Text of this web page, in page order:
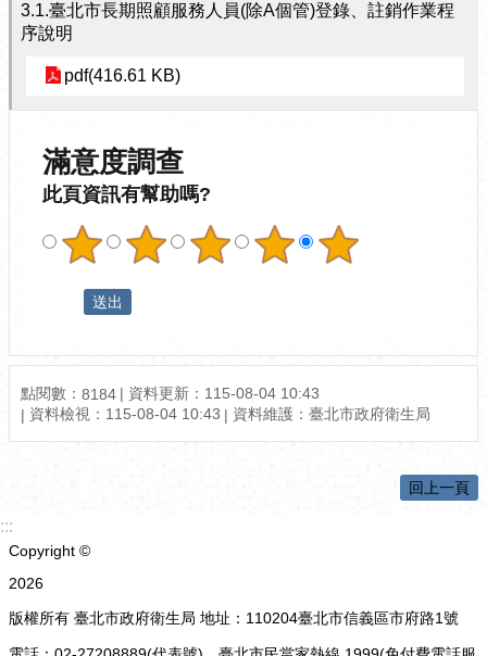
3.1.臺北市長期照顧服務人員(除A個管)登錄、註銷作業程
序說明
pdf(416.61 KB)
滿意度調查
此頁資訊有幫助嗎?
點閱數： 8184
資料更新：115-08-04 10:43
資料檢視：115-08-04 10:43
資料維護：臺北市政府衛生局
回上一頁
:::
Copyright ©
2026
版權所有 臺北市政府衛生局 地址：110204臺北市信義區市府路1號